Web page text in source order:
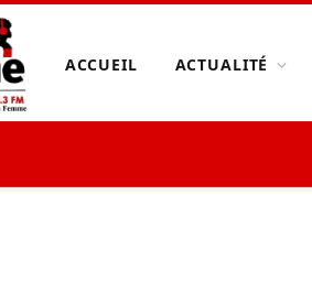
ACCUEIL ACTUALITÉ